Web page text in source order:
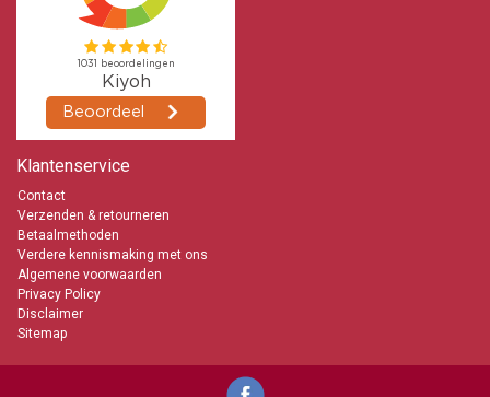
Klantenservice
Contact
Verzenden & retourneren
Betaalmethoden
Verdere kennismaking met ons
Algemene voorwaarden
Privacy Policy
Disclaimer
Sitemap